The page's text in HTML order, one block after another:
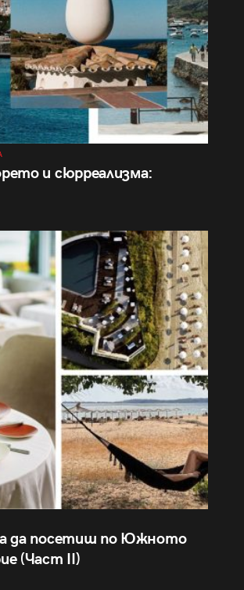
и сюрреализма:
да посетиш по Южното
(Част II)